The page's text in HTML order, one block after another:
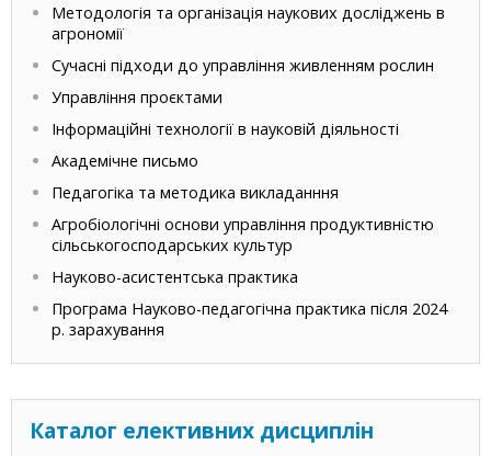
Методологія та організація наукових досліджень в
агрономії
Сучасні підходи до управління живленням рослин
Управління проєктами
Інформаційні технології в науковій діяльності
Академічне письмо
Педагогіка та методика викладанння
Агробіологічні основи управління продуктивністю
сільськогосподарських культур
Науково-асистентська практика
Програма Науково-педагогічна практика після 2024
р. зарахування
Каталог елективних дисциплін